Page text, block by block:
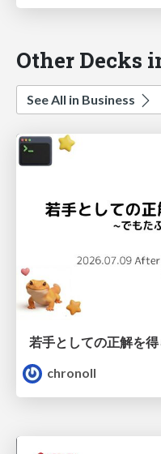
Other Decks
See All in Business
chronoll